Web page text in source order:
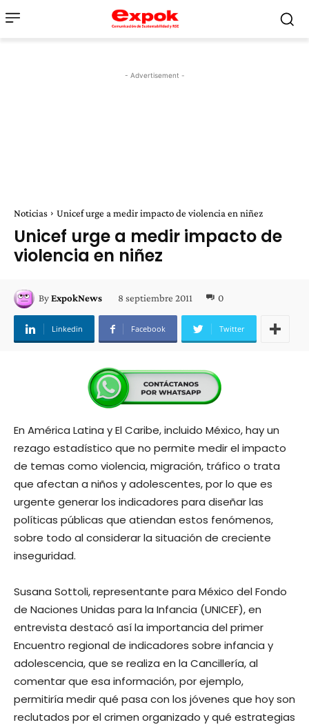
- Advertisement -
Noticias Unicef urge a medir impacto de violencia en niñez
Unicef urge a medir impacto de
violencia en niñez
ByExpokNews 8 septiembre 2011 0
Linkedin Facebook Twitter
En América Latina y El Caribe, incluido México, hay un
rezago estadístico que no permite medir el impacto
de temas como violencia, migración, tráfico o trata
que afectan a niños y adolescentes, por lo que es
urgente generar los indicadores para diseñar las
políticas públicas que atiendan estos fenómenos,
sobre todo al considerar la situación de creciente
inseguridad.
Susana Sottoli, representante para México del Fondo
de Naciones Unidas para la Infancia (UNICEF), en
entrevista destacó así la importancia del primer
Encuentro regional de indicadores sobre infancia y
adolescencia, que se realiza en la Cancillería, al
comentar que esa información, por ejemplo,
permitiría medir qué pasa con los jóvenes que hoy son
reclutados por el crimen organizado y qué estrategias